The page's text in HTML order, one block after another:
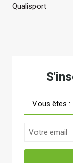
l’article
Qualisport